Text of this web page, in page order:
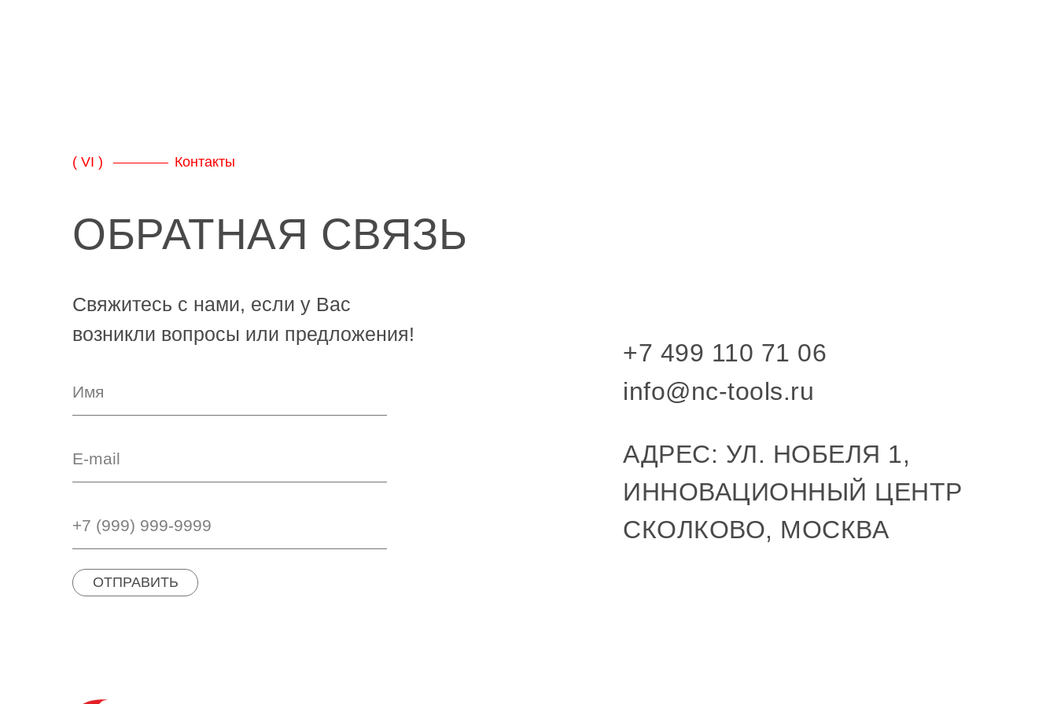
ОБРАТНАЯ СВЯЗЬ
Свяжитесь с нами, если у Вас
возникли вопросы или предложения!
+7 499 110 71 06
info@nc-tools.ru
АДРЕС: УЛ. НОБЕЛЯ 1,
ИННОВАЦИОННЫЙ ЦЕНТР
СКОЛКОВО, МОСКВА
ОТПРАВИТЬ
( VI ) Контакты